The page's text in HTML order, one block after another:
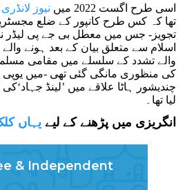
اسی طرح اگست 2022 میں
نیوز لانڈری
تھا کہ کس طرح کانپور کے ضلع
تجویز- جس میں معطل بی جے پی لیڈر
اسلام سے متعلق بیان کے بعد ہونے
والے تشدد کے سلسلے میں مقامی
کی منظوری مانگی گئی تھی -میں یوپی
چندیشور ہاٹا علاقے میں ’لینڈ
لیا تھا۔
انگریزی میں پڑھنے کے لیےیہاں
& Independent